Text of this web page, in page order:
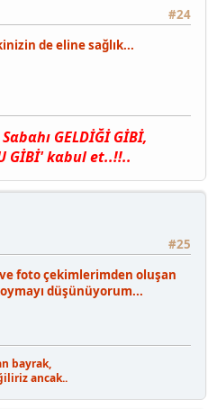
#24
de eline sağlık...
GELDİĞİ GİBİ,
GİBİ' kαbul et..!!..
#25
foto çekimlerimden oluşan
düşünüyorum...
bayrak,
ancak..